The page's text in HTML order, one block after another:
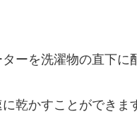
ーを洗濯物の直下に
乾かすことができま